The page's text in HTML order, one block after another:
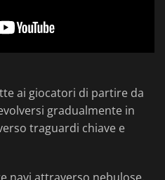
ai giocatori di partire da
gradualmente in
traguardi chiave e